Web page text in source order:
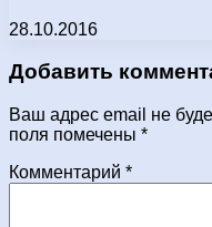
28.10.2016
Добавить
Ваш адрес email не
поля помечены *
Комментарий *